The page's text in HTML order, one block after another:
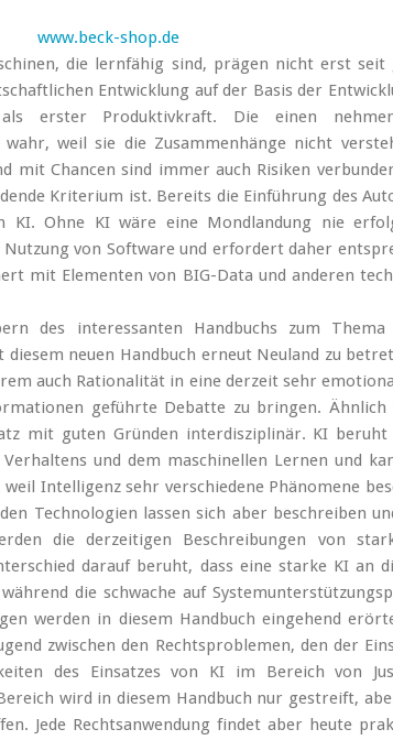
www.beck-shop.de
die lernfähig sind, prägen nicht erst seit
Entwicklung auf der Basis der
erster Produktivkraft. Die einen
wahr, weil sie die Zusammenhänge nicht
mit Chancen sind immer auch Risiken
Kriterium ist. Bereits die Einführung des
KI. Ohne KI wäre eine Mondlandung nie
von Software und erfordert daher
mit Elementen von BIG-Data und anderen
des interessanten Handbuchs zum Thema
neuen Handbuch erneut Neuland zu
auch Rationalität in eine derzeit sehr
geführte Debatte zu bringen. Ähnlich
mit guten Gründen interdisziplinär. KI beruht
und dem maschinellen Lernen und
Intelligenz sehr verschiedene Phänomene
Technologien lassen sich aber beschreiben
die derzeitigen Beschreibungen von
darauf beruht, dass eine starke KI an
die schwache auf
werden in diesem Handbuch eingehend
zwischen den Rechtsproblemen, den der
des Einsatzes von KI im Bereich von
wird in diesem Handbuch nur gestreift,
Jede Rechtsanwendung findet aber heute